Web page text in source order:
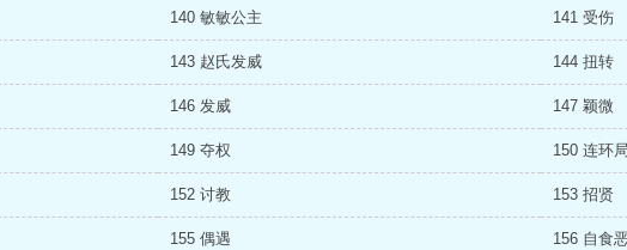
140 敏敏公主 141 受伤
143 赵氏发威 144 扭转
146 发威 147 颖微
149 夺权 150 连环
152 讨教 153 招贤
155 偶遇 156 自食